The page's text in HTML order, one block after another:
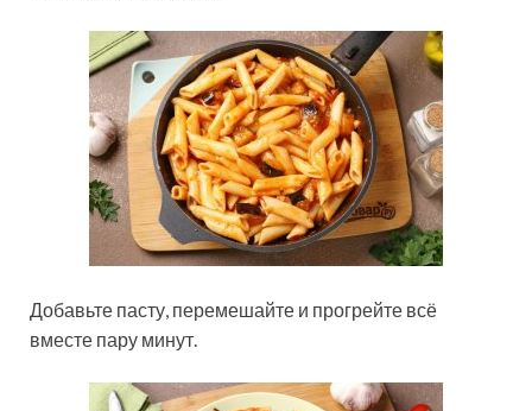
Добавьте пасту, перемешайте и прогрейте всё
вместе пару минут.